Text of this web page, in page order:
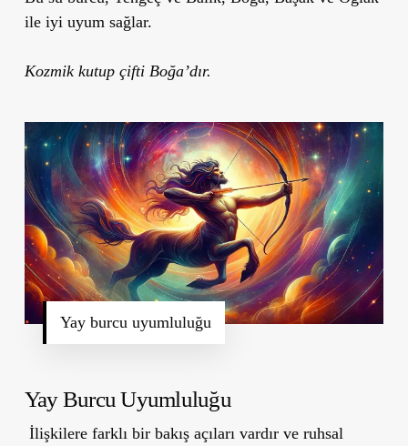
ile iyi uyum sağlar.
Kozmik kutup çifti Boğa’dır.
Yay burcu uyumluluğu
Yay Burcu Uyumluluğu
İlişkilere farklı bir bakış açıları vardır ve ruhsal